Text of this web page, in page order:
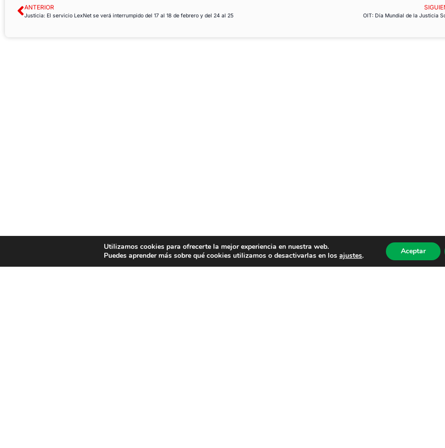
ANTERIOR
Justicia: El servicio LexNet se verá interrumpido del 17 al 18 de febrero y del 24 al 25 OIT: Día Mundial de la Justicia
Utilizamos cookies para ofrecerte la mejor experiencia en nuestra web.
Puedes aprender más sobre qué cookies utilizamos o desactivarlas en losajustes. Aceptar